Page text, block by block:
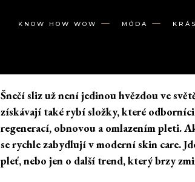
KNOW HOW WOW MÓDA
Šnečí sliz už není jedinou hvězdou ve
získávají také rybí složky, které
regenerací, obnovou a omlazením pleti.
se rychle zabydlují v moderní skin care.
pleť, nebo jen o další trend, který brzy